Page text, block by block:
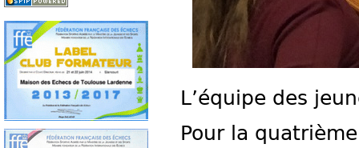
L’équipe des
Pour la